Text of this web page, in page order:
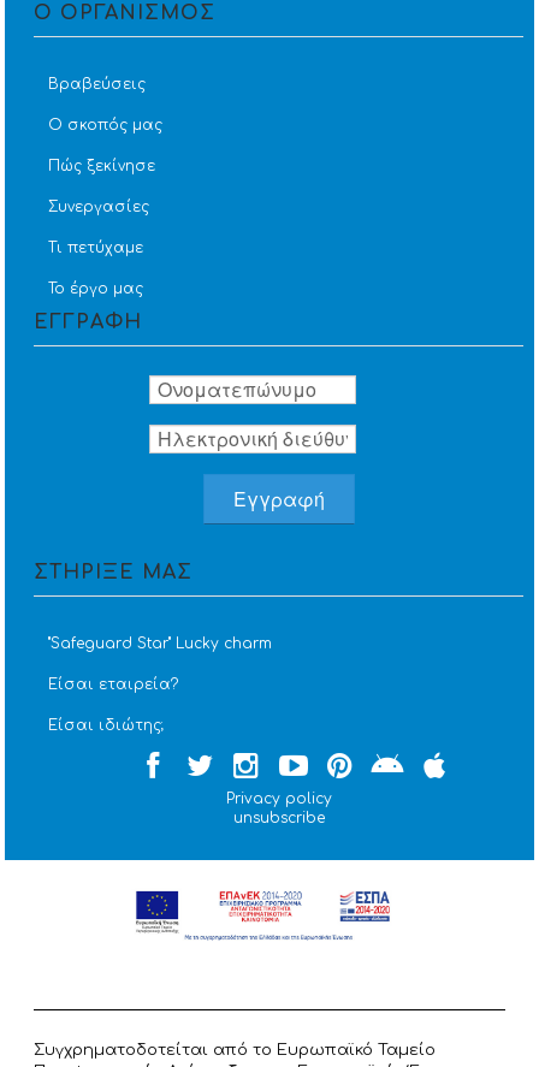
Ο ΟΡΓΑΝΙΣΜΟΣ
Βραβεύσεις
Ο σκοπός μας
Πώς ξεκίνησε
Συνεργασίες
Τι πετύχαμε
Το έργο μας
ΕΓΓΡΑΦΗ
ΣΤΗΡΙΞΕ ΜΑΣ
''Safeguard Star'' Lucky charm
Είσαι εταιρεία?
Είσαι ιδιώτης;
Privacy policy
unsubscribe
Συγχρηματοδοτείται από το Ευρωπαϊκό Ταμείο